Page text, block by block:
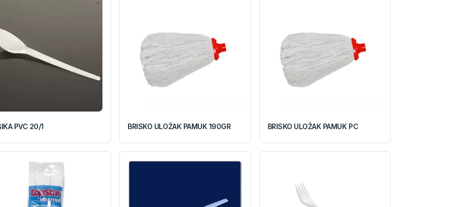
PVC 20/1 BRISKO ULOŽAK PAMUK 190GR BRISKO ULOŽAK PAMUK PC